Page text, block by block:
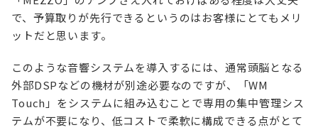
で、予算取りが先行できるというのはお客様にとてもメリ
ットだと思います。
このような音響システムを導入するには、通常頭脳となる
外部DSPなどの機材が別途必要なのですが、「WM
Touch」をシステムに組み込むことで専用の集中管理シス
テムが不要になり、低コストで柔軟に構成できる点がとて